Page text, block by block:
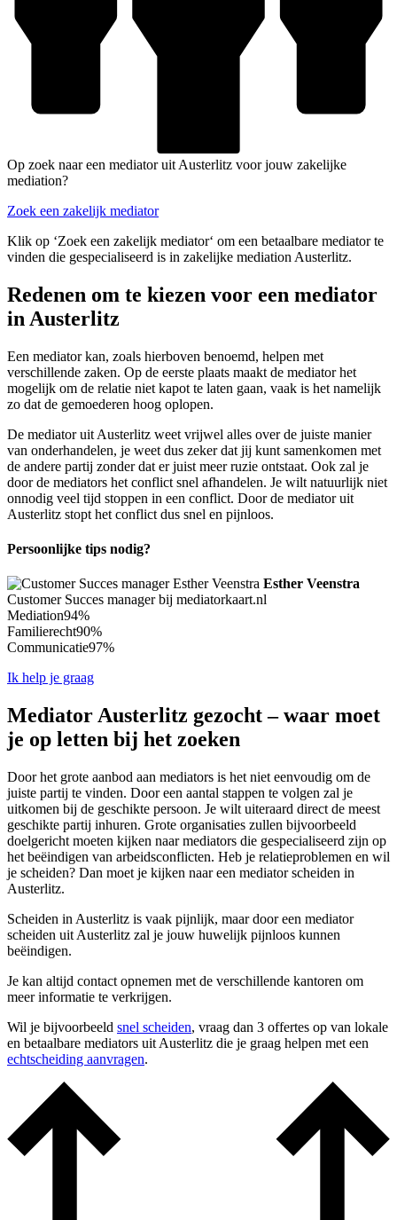
Op zoek naar een mediator uit Austerlitz voor jouw zakelijke
mediation?
Zoek een zakelijk mediator
Klik op ‘Zoek een zakelijk mediator‘ om een betaalbare mediator te
vinden die gespecialiseerd is in zakelijke mediation Austerlitz.
Redenen om te kiezen voor een mediator
in Austerlitz
Een mediator kan, zoals hierboven benoemd, helpen met
verschillende zaken. Op de eerste plaats maakt de mediator het
mogelijk om de relatie niet kapot te laten gaan, vaak is het namelijk
zo dat de gemoederen hoog oplopen.
De mediator uit Austerlitz weet vrijwel alles over de juiste manier
van onderhandelen, je weet dus zeker dat jij kunt samenkomen met
de andere partij zonder dat er juist meer ruzie ontstaat. Ook zal je
door de mediators het conflict snel afhandelen. Je wilt natuurlijk niet
onnodig veel tijd stoppen in een conflict. Door de mediator uit
Austerlitz stopt het conflict dus snel en pijnloos.
Persoonlijke tips nodig?
Esther Veenstra
Customer Succes manager bij mediatorkaart.nl
Mediation94%
Familierecht90%
Communicatie97%
Ik help je graag
Mediator Austerlitz gezocht – waar moet
je op letten bij het zoeken
Door het grote aanbod aan mediators is het niet eenvoudig om de
juiste partij te vinden. Door een aantal stappen te volgen zal je
uitkomen bij de geschikte persoon. Je wilt uiteraard direct de meest
geschikte partij inhuren. Grote organisaties zullen bijvoorbeeld
doelgericht moeten kijken naar mediators die gespecialiseerd zijn op
het beëindigen van arbeidsconflicten. Heb je relatieproblemen en wil
je scheiden? Dan moet je kijken naar een mediator scheiden in
Austerlitz.
Scheiden in Austerlitz is vaak pijnlijk, maar door een mediator
scheiden uit Austerlitz zal je jouw huwelijk pijnloos kunnen
beëindigen.
Je kan altijd contact opnemen met de verschillende kantoren om
meer informatie te verkrijgen.
Wil je bijvoorbeeld snel scheiden, vraag dan 3 offertes op van lokale
en betaalbare mediators uit Austerlitz die je graag helpen met een
echtscheiding aanvragen.